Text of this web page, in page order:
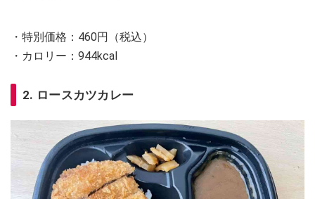
・特別価格：460円（税込）
・カロリー：944kcal
2. ロースカツカレー